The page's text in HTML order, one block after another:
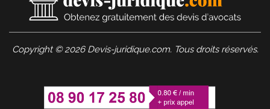
Copyright © 2026 Devis-juridique.com. Tous droits réservés.